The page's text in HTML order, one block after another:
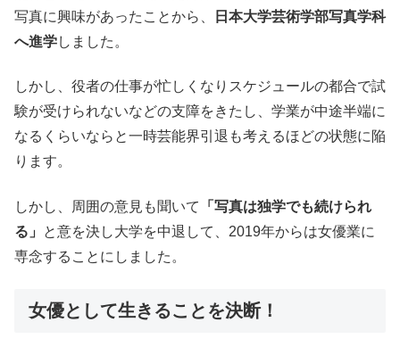
写真に興味があったことから、
日本大学芸術学部写真学科
へ進学しました。
しかし、役者の仕事が忙しくなりスケジュールの都合で試
験が受けられないなどの支障をきたし、学業が中途半端に
なるくらいならと一時芸能界引退も考えるほどの状態に陥
ります。
しかし、周囲の意見も聞いて
「写真は独学でも続けられ
る」
と意を決し大学を中退して、2019年からは女優業に
専念することにしました。
女優として生きることを決断！